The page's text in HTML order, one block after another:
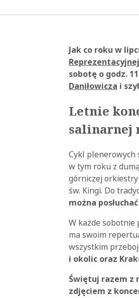
Jak co roku w
sobotę o godz.
Daniłowicza i
Letnie
salinarnej
Cykl plenerowych
w tym roku z
górniczej
św. Kingi. Do
można
W każde sobotnie
ma swoim
wszystkim
i okolic oraz
Świętuj razem z
zdjęciem z